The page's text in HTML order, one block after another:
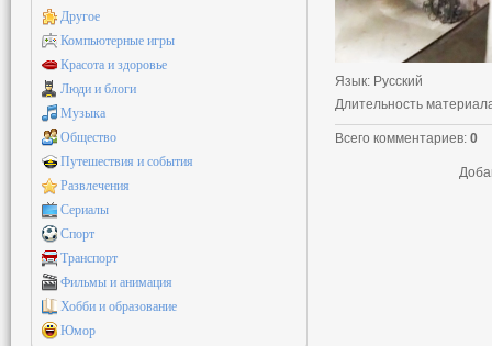
Язык: Русский
Длительность
Всего комментариев: 0
Другое
Компьютерные игры
Красота и здоровье
Люди и блоги
Музыка
Общество
Путешествия и события
Развлечения
Сериалы
Спорт
Транспорт
Фильмы и анимация
Хобби и образование
Юмор